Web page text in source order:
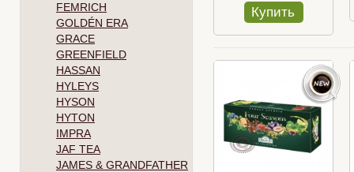
FEMRICH
GOLDÉN ERA
GRACE
GREENFIELD
HASSAN
HYLEYS
HYSON
HYTON
IMPRA
JAF TEA
JAMES & GRANDFATHER
Купить